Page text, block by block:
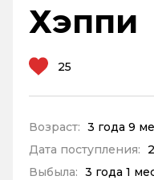
Хэппи
25
Возраст: 3 года 9
Дата поступления:
Выбыла: 3 года 1